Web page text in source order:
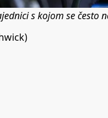
s kojom se često